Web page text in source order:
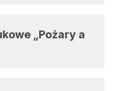
„Pożary a